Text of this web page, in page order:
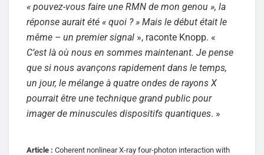
« pouvez-vous faire une RMN de mon genou », la
réponse aurait été « quoi ? » Mais le début était le
même – un premier signal », raconte Knopp. «
C’est là où nous en sommes maintenant. Je pense
que si nous avançons rapidement dans le temps,
un jour, le mélange à quatre ondes de rayons X
pourrait être une technique grand public pour
imager de minuscules dispositifs quantiques. »
Article : Coherent nonlinear X-ray four-photon interaction with